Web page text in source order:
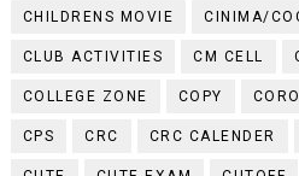
CHILDRENS MOVIE CINIMA/
CLUB ACTIVITIES CM CELL
COLLEGE ZONE COPY
CPS CRC CRC CALENDER